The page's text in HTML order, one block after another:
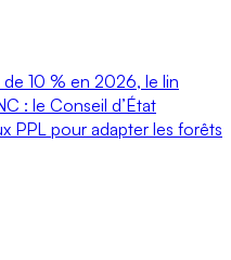
10 % en 2026, le lin
: le Conseil d’État
PPL pour adapter les forêts